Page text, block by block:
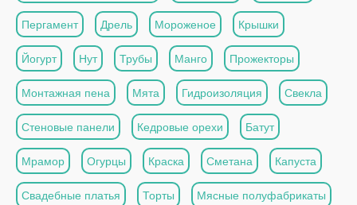
Пергамент Дрель Мороженое Крышки
Йогурт Нут Трубы Манго Прожекторы
Монтажная пена Мята Гидроизоляция Свекла
Стеновые панели Кедровые орехи Батут
Мрамор Огурцы Краска Сметана Капуста
Свадебные платья Торты Мясные полуфабрикаты